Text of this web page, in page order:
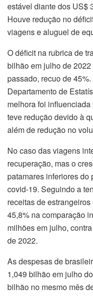
estável diante dos US$
Houve redução no
viagens e aluguel de
O déficit na rubrica de
bilhão em julho de
passado, recuo de
Departamento de
melhora foi
teve redução devido à
além de redução no
No caso das viagens
recuperação, mas o
patamares inferiores
covid-19. Seguindo a
receitas de
45,8% na comparação
milhões em julho,
de 2022.
As despesas de
1,049 bilhão em julho
bilhão no mesmo mês